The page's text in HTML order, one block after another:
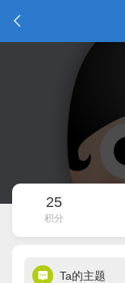
25
积分
Ta的主题